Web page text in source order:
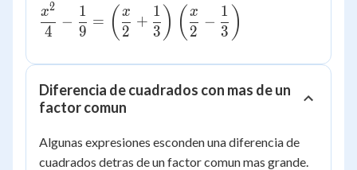
\dfrac{x^2}{4} -
\dfrac{1}{9} =
{2}+\dfrac{1}
{3}\right)\left(\dfrac{x}
{2}-\dfrac{1}{3}\right)
4
x2
−
9
1
= ( 2
x
+
3
1 ) ( 2
x
−
3
1 )
Diferencia de cuadrados con mas de un
factor comun
Algunas expresiones esconden una diferencia de
cuadrados detras de un factor comun mas grande.